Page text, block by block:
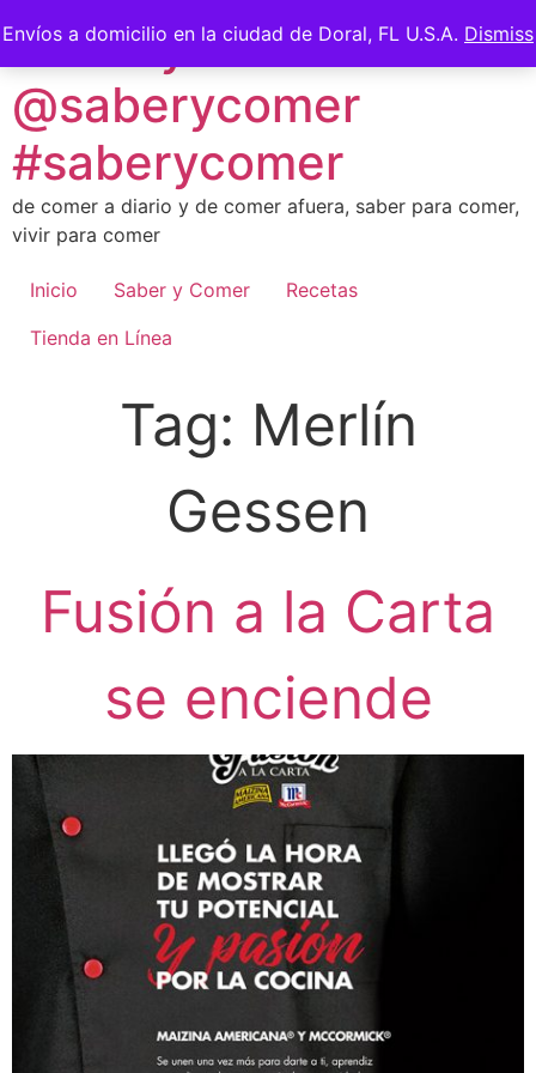
Envíos a domicilio en la ciudad de Doral, FL U.S.A. Dismiss
to
content
Saber y Comer -
@saberycomer
#saberycomer
de comer a diario y de comer afuera, saber para comer,
vivir para comer
Inicio Saber y Comer
Recetas
Tienda en Línea
Tag: Merlín
Gessen
Fusión a la Carta
se enciende